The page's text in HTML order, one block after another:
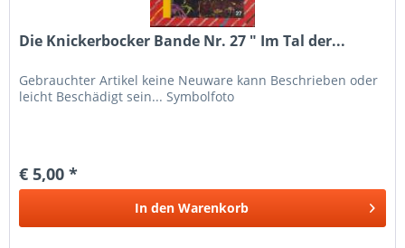
Die Knickerbocker Bande Nr. 27 " Im Tal der...
Gebrauchter Artikel keine Neuware kann Beschrieben oder
leicht Beschädigt sein... Symbolfoto
€ 5,00 *
In den Warenkorb